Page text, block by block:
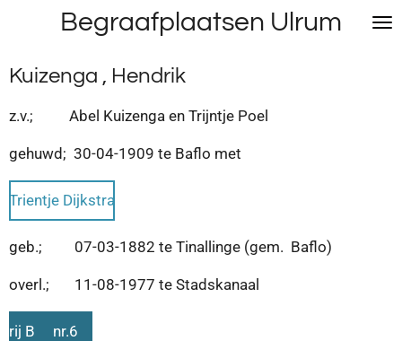
naar
de
hoofdinhoud
Begraafplaatsen Ulrum
Kuizenga , Hendrik
z.v.; Abel Kuizenga en Trijntje Poel
gehuwd; 30-04-1909 te Baflo met
Trientje Dijkstra
geb.; 07-03-1882 te Tinallinge (gem. Baflo)
overl.; 11-08-1977 te Stadskanaal
rij B nr.6